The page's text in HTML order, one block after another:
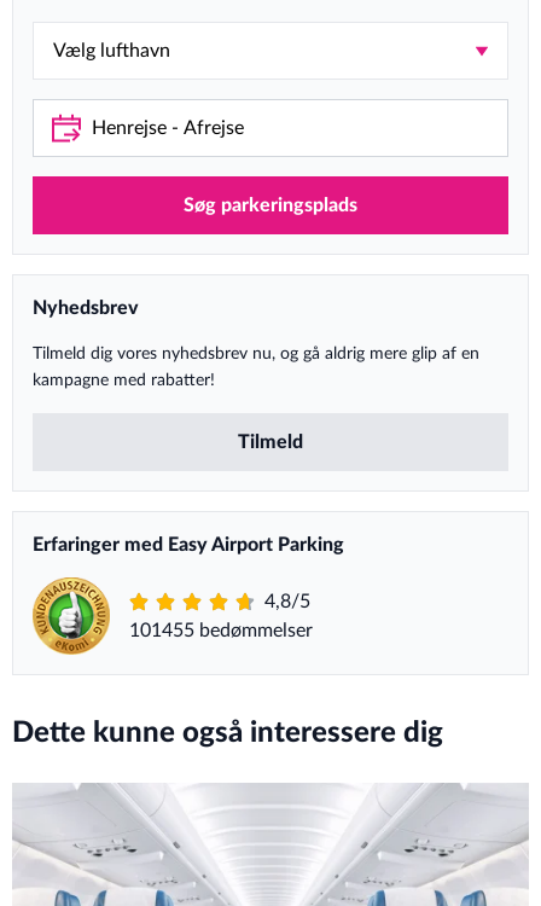
Søg parkeringsplads
Nyhedsbrev
Tilmeld dig vores nyhedsbrev nu, og gå aldrig mere glip af en
kampagne med rabatter!
Tilmeld
Erfaringer med Easy Airport Parking
4,8/5
101455 bedømmelser
Dette kunne også interessere dig